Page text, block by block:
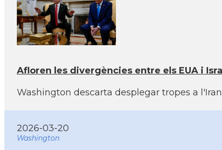
Afloren les divergències entre els EUA i
Washington descarta desplegar tropes a
2026-03-20
Washington